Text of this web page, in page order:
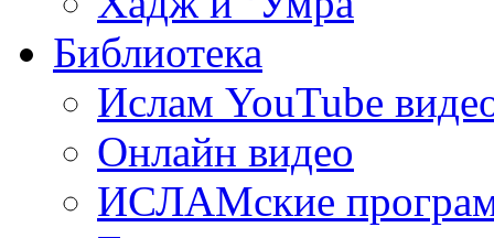
Библиотека
Ислам YouTube
Онлайн видео
ИСЛАМские